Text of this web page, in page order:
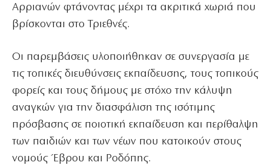
Αρριανών φτάνοντας μέχρι τα ακριτικά χωριά που
βρίσκονται στο Τριεθνές.
Οι παρεμβάσεις υλοποιήθηκαν σε συνεργασία με
τις τοπικές διευθύνσεις εκπαίδευσης, τους τοπικούς
φορείς και τους δήμους με στόχο την κάλυψη
αναγκών για την διασφάλιση της ισότιμης
πρόσβασης σε ποιοτική εκπαίδευση και περίθαλψη
των παιδιών και των νέων που κατοικούν στους
νομούς Έβρου και Ροδόπης.